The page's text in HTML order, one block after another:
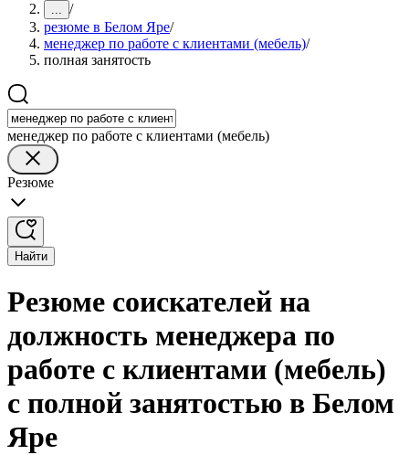
... /
резюме в Белом Яре/
менеджер по работе с клиентами (мебель)/
полная занятость
менеджер по работе с клиентами (мебель)
Резюме
Найти
Резюме соискателей на
должность менеджера по
работе с клиентами (мебель)
с полной занятостью в Белом
Яре